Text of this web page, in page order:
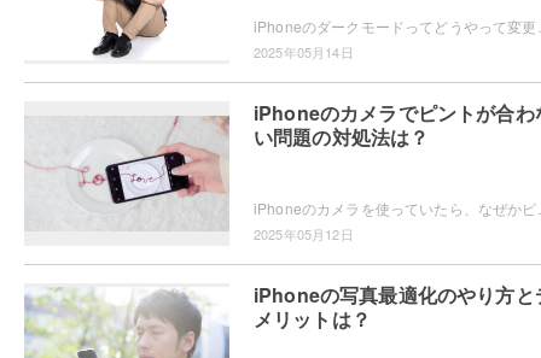
2025年05月14日
iPhoneのカメラでピントが合わ
い問題の対処法は？
2025年05月12日
iPhoneの写真最適化のやり方と
メリットは？